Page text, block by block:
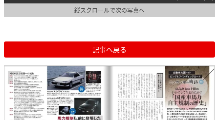
縦スクロールで次の写真へ
記事へ戻る